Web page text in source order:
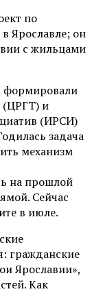
по
Ярославле; он
с жильцами
формировали
(ЦРГТ) и
(ИРСИ)
задача
механизм
на прошлой
Сейчас
в июле.
гражданские
Ярославии»,
Как